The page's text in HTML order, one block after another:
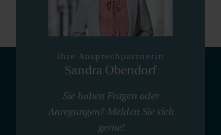
Ihre Ansprechpartnerin
Sandra Obendorf
Sie haben Fragen oder
Anregungen? Melden Sie sich
gerne!